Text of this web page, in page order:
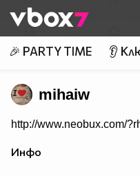
👾
🎉 PARTY TIME 👂
mihaiw
http://www.neobux.com/
Инфо